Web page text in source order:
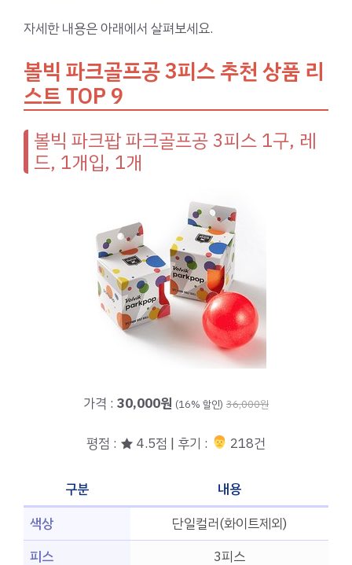
자세한 내용은 아래에서 살펴보세요.
볼빅 파크골프공 3피스 추천 상품 리
스트 TOP 9
볼빅 파크팝 파크골프공 3피스 1구, 레
드, 1개입, 1개
가격 : 30,000원 (16% 할인) 36,000원
평점 : ★ 4.5점 | 후기 : ‍‍ 218건
구분
내용
색상
단일컬러(화이트제외)
피스
3피스